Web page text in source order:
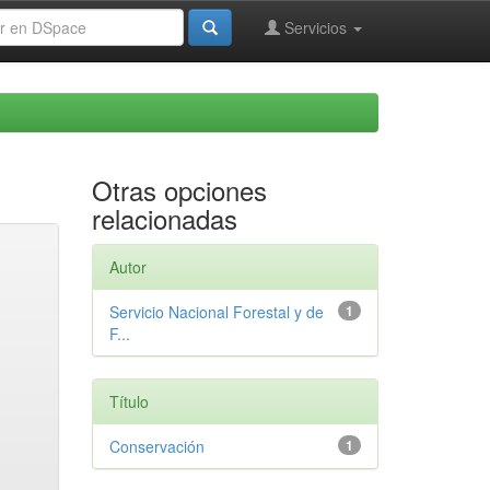
Servicios
Otras opciones
relacionadas
Autor
1
Servicio Nacional Forestal y de
F...
Título
1
Conservación